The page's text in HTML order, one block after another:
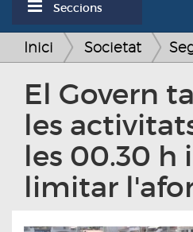
Seccions
Inici Societat
El Govern
les
les 00.30 h
limitar